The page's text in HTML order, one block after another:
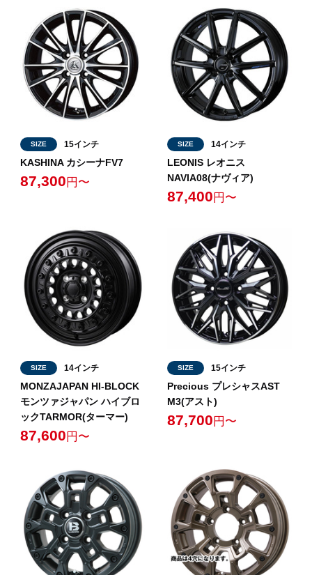
SIZE 15インチ
KASHINA カシーナFV7
87,300 円〜
SIZE 14インチ
LEONIS レオニス
NAVIA08(ナヴィア)
87,400 円〜
SIZE 14インチ
MONZAJAPAN HI-BLOCK
モンツァジャパン ハイブロ
ックTARMOR(ターマー)
87,600 円〜
SIZE 15インチ
Precious プレシャスAST
M3(アスト)
87,700 円〜